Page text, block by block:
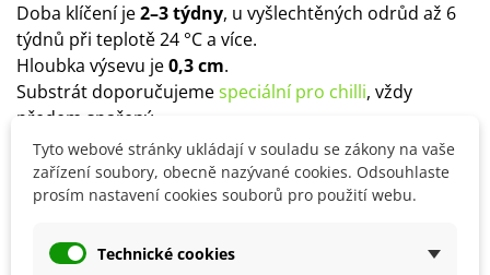
Doba klíčení je2–3 týdny, u vyšlechtěných odrůd až 6
týdnů při teplotě 24 °C a více.
Hloubka výsevu je0,3 cm.
Substrát doporučujemespeciální pro chilli, vždy
předem spařený.
Ven rostliny přesazujte až po posledních mrazech.
Stanoviště volíme slunečné, vhodné je také pěstování
ve skleníku.
provzdušněná, vhodné promísit substrát např.
Tyto webové stránky ukládají v souladu se zákony na vaše
zařízení soubory, obecně nazývané cookies. Odsouhlaste
prosím nastavení cookies souborů pro použití webu.
Technické cookies